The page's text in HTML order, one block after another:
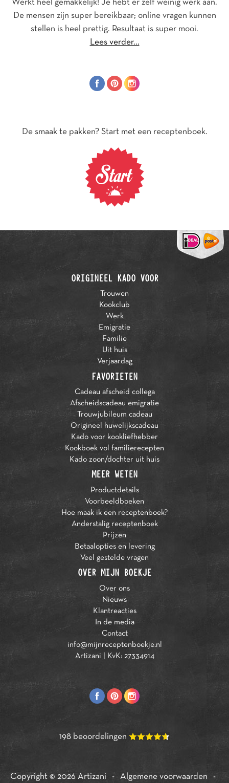
Werkt heel gemakkelijk! Je hebt er zelf weinig werk aan.
De mensen zijn super bereikbaar; online vragen kunnen
stellen is heel prettig. Resultaat is super mooi.
Lees verder...
De smaak te pakken? Start met een receptenboek.
ORIGINEEL KADO VOOR
Trouwen
Kookclub
Werk
Emigratie
Familie
Uit huis
Verjaardag
FAVORIETEN
Cadeau afscheid collega
Afscheidscadeau emigratie
Trouwjubileum cadeau
Origineel huwelijkscadeau
Kado voor kookliefhebber
Kookboek vol familierecepten
Kado zoon/dochter uit huis
MEER WETEN
Productdetails
Voorbeeldboeken
Hoe maak ik een receptenboek?
Anderstalig receptenboek
Prijzen
Betaalopties en levering
Veel gestelde vragen
OVER MIJN BOEKJE
Over ons
Nieuws
Klantreacties
In de media
Contact
info@mijnreceptenboekje.nl
Artizani | KvK: 27334914
198 beoordelingen
Copyright © 2026 Artizani - Algemene voorwaarden -